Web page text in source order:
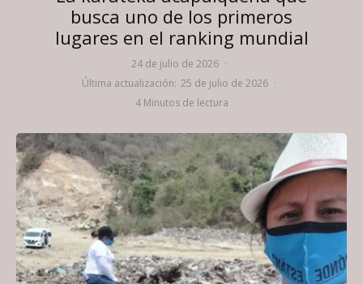
busca uno de los primeros
lugares en el ranking mundial
24 de julio de 2026 ·
Última actualización: 25 de julio de 2026 ·
4 Minutos de lectura